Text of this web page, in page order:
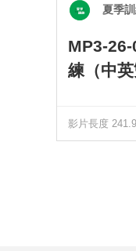
夏季
MP3-26-
練（中英
影片長度